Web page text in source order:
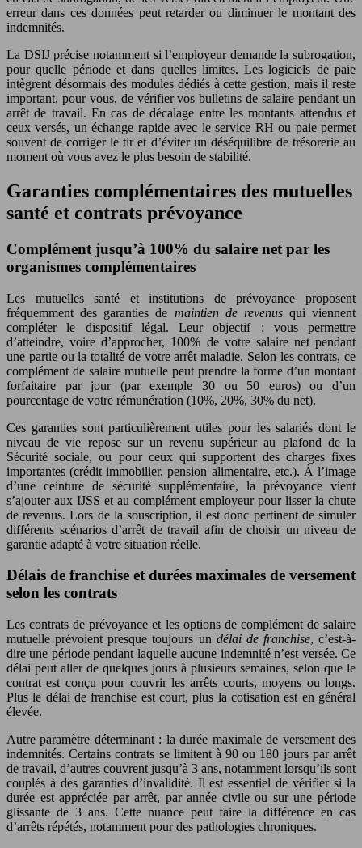
erreur dans ces données peut retarder ou diminuer le montant des
indemnités.
La DSIJ précise notamment si l’employeur demande la subrogation,
pour quelle période et dans quelles limites. Les logiciels de paie
intègrent désormais des modules dédiés à cette gestion, mais il reste
important, pour vous, de vérifier vos bulletins de salaire pendant un
arrêt de travail. En cas de décalage entre les montants attendus et
ceux versés, un échange rapide avec le service RH ou paie permet
souvent de corriger le tir et d’éviter un déséquilibre de trésorerie au
moment où vous avez le plus besoin de stabilité.
Garanties complémentaires des mutuelles
santé et contrats prévoyance
Complément jusqu’à 100% du salaire net par les
organismes complémentaires
Les mutuelles santé et institutions de prévoyance proposent
fréquemment des garanties de maintien de revenusqui viennent
compléter le dispositif légal. Leur objectif : vous permettre
d’atteindre, voire d’approcher, 100% de votre salaire net pendant
une partie ou la totalité de votre arrêt maladie. Selon les contrats, ce
complément de salaire mutuelle peut prendre la forme d’un montant
forfaitaire par jour (par exemple 30 ou 50 euros) ou d’un
pourcentage de votre rémunération (10%, 20%, 30% du net).
Ces garanties sont particulièrement utiles pour les salariés dont le
niveau de vie repose sur un revenu supérieur au plafond de la
Sécurité sociale, ou pour ceux qui supportent des charges fixes
importantes (crédit immobilier, pension alimentaire, etc.). À l’image
d’une ceinture de sécurité supplémentaire, la prévoyance vient
s’ajouter aux IJSS et au complément employeur pour lisser la chute
de revenus. Lors de la souscription, il est donc pertinent de simuler
différents scénarios d’arrêt de travail afin de choisir un niveau de
garantie adapté à votre situation réelle.
Délais de franchise et durées maximales de versement
selon les contrats
Les contrats de prévoyance et les options de complément de salaire
mutuelle prévoient presque toujours un délai de franchise, c’est-à-
dire une période pendant laquelle aucune indemnité n’est versée. Ce
délai peut aller de quelques jours à plusieurs semaines, selon que le
contrat est conçu pour couvrir les arrêts courts, moyens ou longs.
Plus le délai de franchise est court, plus la cotisation est en général
élevée.
Autre paramètre déterminant : la durée maximale de versement des
indemnités. Certains contrats se limitent à 90 ou 180 jours par arrêt
de travail, d’autres couvrent jusqu’à 3 ans, notamment lorsqu’ils sont
couplés à des garanties d’invalidité. Il est essentiel de vérifier si la
durée est appréciée par arrêt, par année civile ou sur une période
glissante de 3 ans. Cette nuance peut faire la différence en cas
d’arrêts répétés, notamment pour des pathologies chroniques.